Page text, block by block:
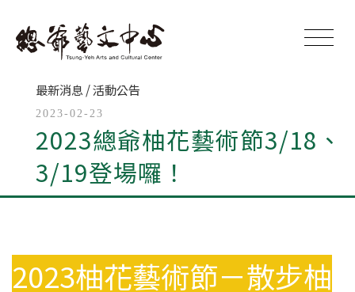
最新消息 / 活動公告
2023-02-23
2023總爺柚花藝術節3/18、
3/19登場囉！
2023柚花藝術節－散步柚